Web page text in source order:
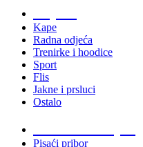
Kape
Radna odjeća
Trenirke i hoodice
Sport
Flis
Jakne i prsluci
Ostalo
Pisaći pribor